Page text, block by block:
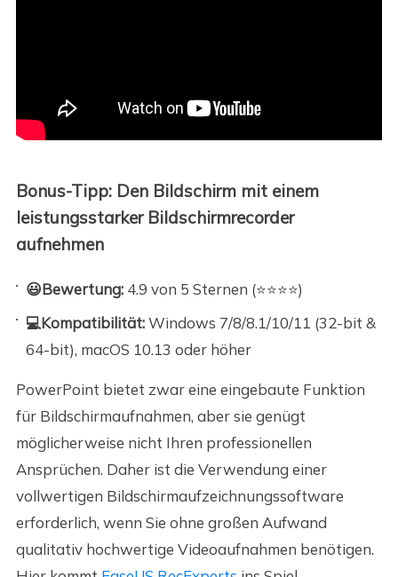
Bonus-Tipp: Den Bildschirm mit einem
leistungsstarker Bildschirmrecorder
aufnehmen
😃Bewertung: 4.9 von 5 Sternen (⭐⭐⭐⭐)
💻Kompatibilität:Windows 7/8/8.1/10/11 (32-bit &
64-bit), macOS 10.13 oder höher
PowerPoint bietet zwar eine eingebaute Funktion
für Bildschirmaufnahmen, aber sie genügt
möglicherweise nicht Ihren professionellen
Ansprüchen. Daher ist die Verwendung einer
vollwertigen Bildschirmaufzeichnungssoftware
erforderlich, wenn Sie ohne großen Aufwand
qualitativ hochwertige Videoaufnahmen benötigen.